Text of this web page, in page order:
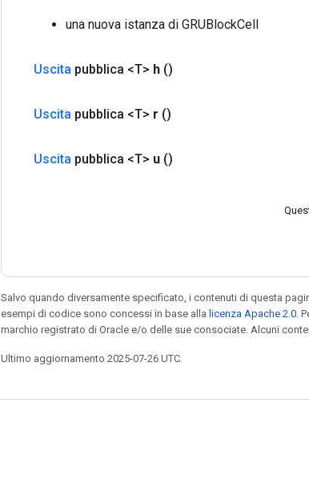
una nuova istanza di GRUBlockCell
Uscita pubblica <T> h ()
Uscita pubblica <T> r ()
Uscita pubblica <T> u ()
Salvo quando diversamente specificato, i contenuti di questa
esempi di codice sono concessi in base alla licenza Apache 2.0 .
marchio registrato di Oracle e/o delle sue consociate. Alcuni
Ultimo aggiornamento 2025-07-26 UTC.